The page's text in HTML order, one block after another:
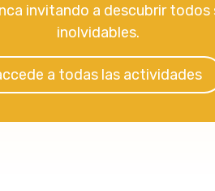
invitando a descubrir
inolvidables.
a todas las actividades